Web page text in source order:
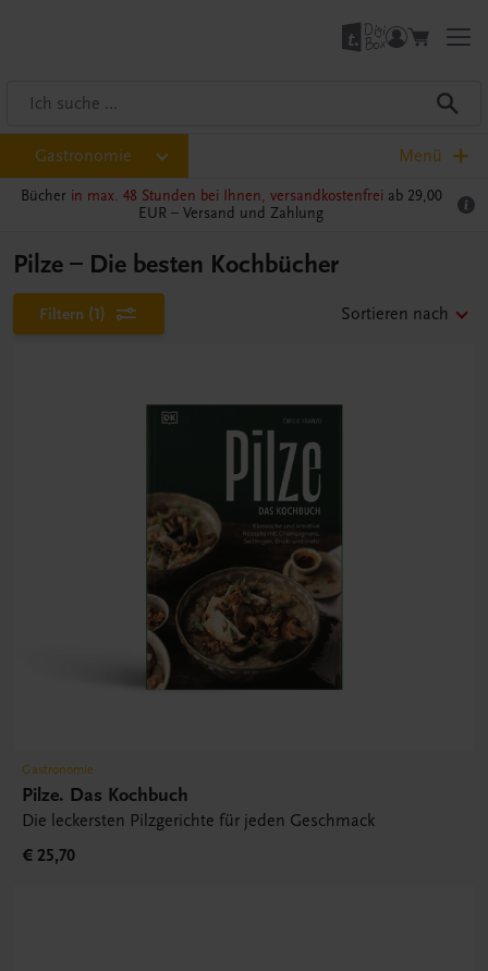
Gastronomie Menü
Bücher in max. 48 Stunden bei Ihnen, versandkostenfrei ab 29,00
EUR – Versand und Zahlung
Pilze – Die besten Kochbücher
Filtern (1) Sortieren nach
Gastronomie
Pilze. Das Kochbuch
Die leckersten Pilzgerichte für jeden Geschmack
€ 25,70